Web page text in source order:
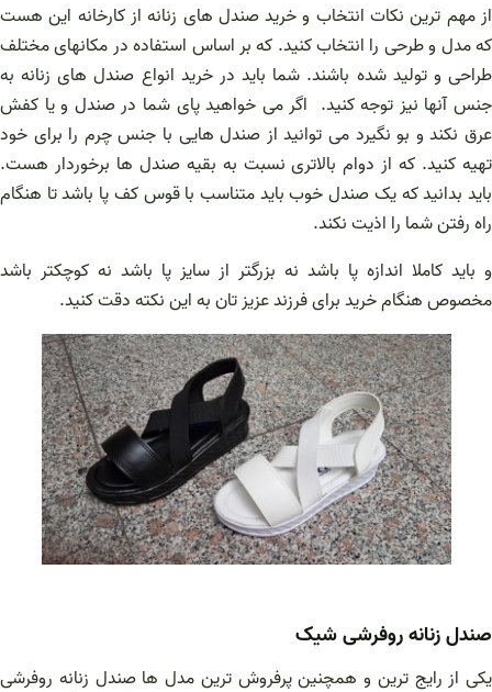
از مهم ترین نکات انتخاب و خرید صندل های زنانه از کارخانه این هست
که مدل و طرحی را انتخاب کنید. که بر اساس استفاده در مکانهای مختلف
طراحی و تولید شده باشند. شما باید در خرید انواع صندل های زنانه به
جنس آنها نیز توجه کنید. اگر می خواهید پای شما در صندل و یا کفش
عرق نکند و بو نگیرد می توانید از صندل هایی با جنس چرم را برای خود
تهیه کنید. که از دوام بالاتری نسبت به بقیه صندل ها برخوردار هست.
باید بدانید که یک صندل خوب باید متناسب با قوس کف پا باشد تا هنگام
راه رفتن شما را اذیت نکند.
و باید کاملا اندازه پا باشد نه بزرگتر از سایز پا باشد نه کوچکتر باشد
مخصوص هنگام خرید برای فرزند عزیز تان به این نکته دقت کنید.
صندل زنانه روفرشی شیک
یکی از رایج ترین و همچنین پرفروش ترین مدل ها صندل زنانه روفرشی